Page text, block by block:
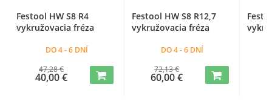
Festool HW S8 R4
vykružovacia fréza
DO 4 - 6 DNÍ
47,28 €
40,00 €
Festool HW S8 R12,7
vykružovacia fréza
DO 4 - 6 DNÍ
72,13 €
60,00 €